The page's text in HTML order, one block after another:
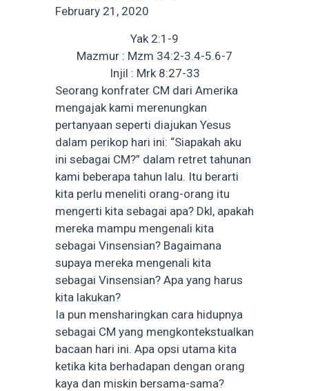
February 21, 2020
Yak 2:1-9
Mazmur : Mzm 34:2-3.4-5.6-7
Injil : Mrk 8:27-33
Seorang konfrater CM dari Amerika
mengajak kami merenungkan
pertanyaan seperti diajukan Yesus
dalam perikop hari ini: “Siapakah aku
ini sebagai CM?” dalam retret tahunan
kami beberapa tahun lalu. Itu berarti
kita perlu meneliti orang-orang itu
mengerti kita sebagai apa? Dkl, apakah
mereka mampu mengenali kita
sebagai Vinsensian? Bagaimana
supaya mereka mengenali kita
sebagai Vinsensian? Apa yang harus
kita lakukan?
Ia pun mensharingkan cara hidupnya
sebagai CM yang mengkontekstualkan
bacaan hari ini. Apa opsi utama kita
ketika kita berhadapan dengan orang
kaya dan miskin bersama-sama?